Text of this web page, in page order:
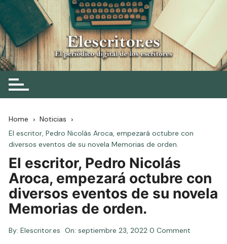
Skip
to
content
Elescritor.es
El periódico digital de los escritores
Home
Noticias
El escritor, Pedro Nicolás Aroca, empezará octubre con
diversos eventos de su novela Memorias de orden.
El escritor, Pedro Nicolás
Aroca, empezará octubre con
diversos eventos de su novela
Memorias de orden.
By: Elescritor.es On:septiembre 23, 2022 0 Comment